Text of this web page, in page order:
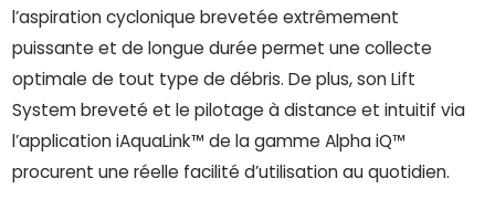
l’aspiration cyclonique brevetée extrêmement
puissante et de longue durée permet une collecte
optimale de tout type de débris. De plus, son Lift
System breveté et le pilotage à distance et intuitif via
l’application iAquaLink™ de la gamme Alpha iQ™
procurent une réelle facilité d’utilisation au quotidien.